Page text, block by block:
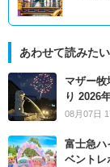
あわせて読みた
マザー
り 2026
08月07日
富士急ハ
ベントレ